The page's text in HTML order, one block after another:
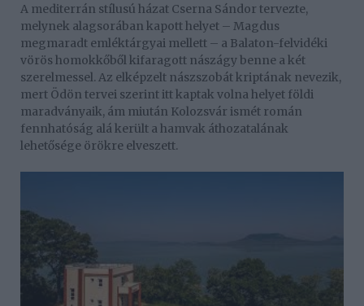
A mediterrán stílusú házat Cserna Sándor tervezte,
melynek alagsorában kapott helyet – Magdus
megmaradt emléktárgyai mellett – a Balaton-felvidéki
vörös homokkőből kifaragott nászágy benne a két
szerelmessel. Az elképzelt nászszobát kriptának nevezik,
mert Ödön tervei szerint itt kaptak volna helyet földi
maradványaik, ám miután Kolozsvár ismét román
fennhatóság alá került a hamvak áthozatalának
lehetősége örökre elveszett.